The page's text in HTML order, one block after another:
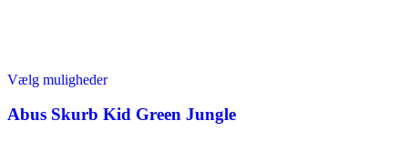
Vælg mulighederDette
har
Abus Skurb Kid Green Jungle